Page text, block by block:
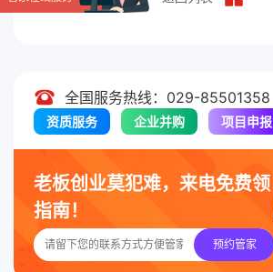
全国服务热线：029-85501358
资质服务 企业并购 项目申报
老板创业莫犯难，来电免费领
指南！
预约管家